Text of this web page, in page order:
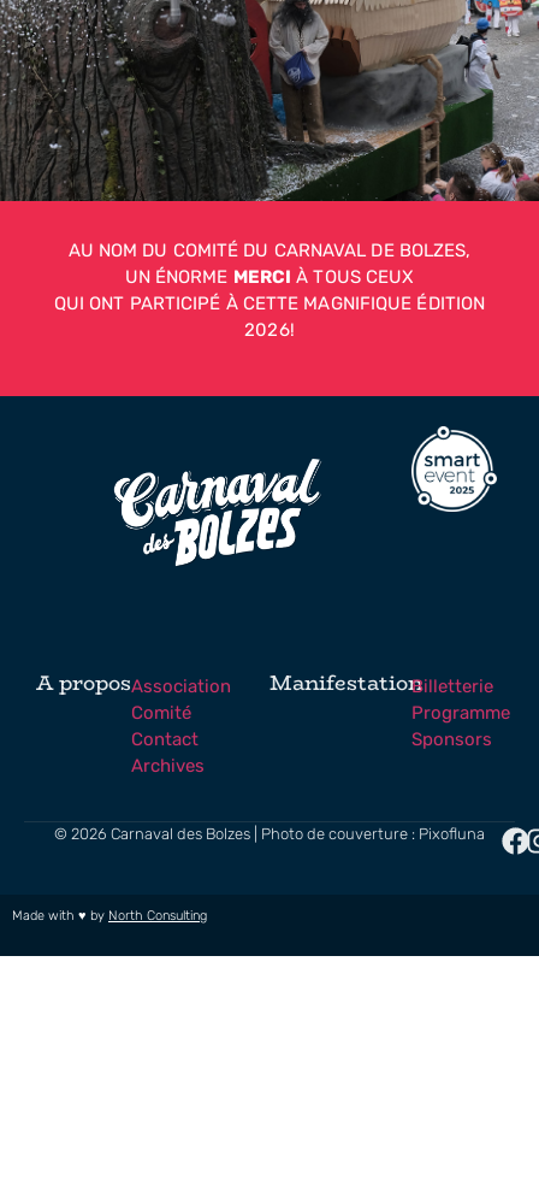
AU NOM DU COMITÉ DU CARNAVAL DE BOLZES,
UN ÉNORME MERCI À TOUS CEUX
QUI ONT PARTICIPÉ À CETTE MAGNIFIQUE ÉDITION
2026!
A proposAssociation
Comité
Contact
Archives
ManifestationBilletterie
Programme
Sponsors
© 2026 Carnaval des Bolzes | Photo de couverture : Pixofluna
Made with ♥ by North Consulting